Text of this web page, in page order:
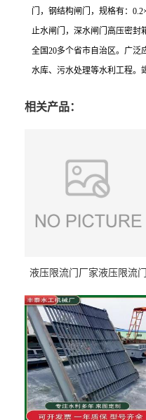
门，钢结构闸门，规格有： 0.2
止水闸门，深水闸门高压密封
全国20多个省市自治区。广泛
水库、污水处理等水利工程。
相关产品：
液压限流门厂家液压限流门
泰制造